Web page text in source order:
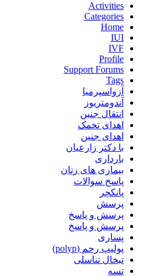
Activities
Categories
Home
IUI
IVF
Profile
Support Forums
Tags
آزواسپرمیا
آندومتریوز
انتقال جنین
اهدای تخمک
اهدای جنین
با دکتر زارعیان
بارداری
بیماری های زنان
پاسخ سوالات
پانکچر
پرسش
پرسش و پاسخ
پرسش و پاسخ
پساری
پولیپ رحم (polyp)
تبخال تناسلی
تسه